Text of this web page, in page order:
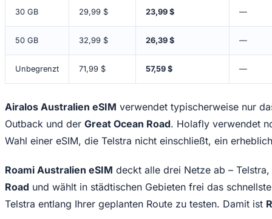
30 GB 29,99 $ 23,99 $ —
50 GB 32,99 $ 26,39 $ —
Unbegrenzt 71,99 $ 57,59 $ —
Airalos Australien eSIM verwendet typischerweise nur
Outback und der Great Ocean Road. Holafly verwendet
Wahl einer eSIM, die Telstra nicht einschließt, ein
Roami Australien eSIM deckt alle drei Netze ab –
Road und wählt in städtischen Gebieten frei das
Telstra entlang Ihrer geplanten Route zu testen. Damit ist